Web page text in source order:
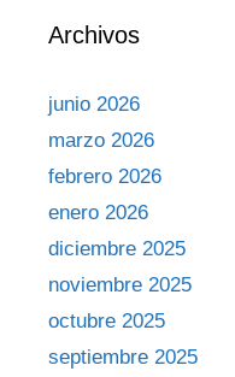
Archivos
junio 2026
marzo 2026
febrero 2026
enero 2026
diciembre 2025
noviembre 2025
octubre 2025
septiembre 2025